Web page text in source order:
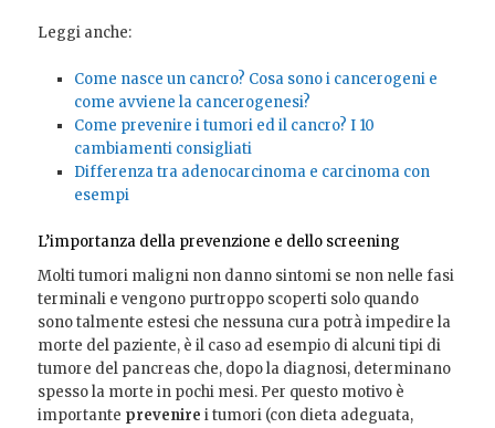
Leggi anche:
Come nasce un cancro? Cosa sono i cancerogeni e
come avviene la cancerogenesi?
Come prevenire i tumori ed il cancro? I 10
cambiamenti consigliati
Differenza tra adenocarcinoma e carcinoma con
esempi
L’importanza della prevenzione e dello screening
Molti tumori maligni non danno sintomi se non nelle fasi
terminali e vengono purtroppo scoperti solo quando
sono talmente estesi che nessuna cura potrà impedire la
morte del paziente, è il caso ad esempio di alcuni tipi di
tumore del pancreas che, dopo la diagnosi, determinano
spesso la morte in pochi mesi. Per questo motivo è
importante prevenire i tumori (con dieta adeguata,